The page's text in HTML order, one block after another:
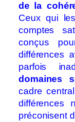
de la
Ceux qui
comptes
conçus
différences
parfois
domaines
cadre
différences
préconisent